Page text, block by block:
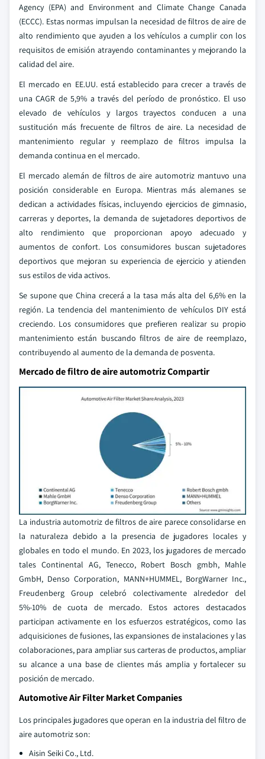
Agency (EPA) and Environment and Climate Change Canada
(ECCC). Estas normas impulsan la necesidad de filtros de aire de
alto rendimiento que ayuden a los vehículos a cumplir con los
requisitos de emisión atrayendo contaminantes y mejorando la
calidad del aire.
El mercado en EE.UU. está establecido para crecer a través de
una CAGR de 5,9% a través del período de pronóstico. El uso
elevado de vehículos y largos trayectos conducen a una
sustitución más frecuente de filtros de aire. La necesidad de
mantenimiento regular y reemplazo de filtros impulsa la
demanda continua en el mercado.
El mercado alemán de filtros de aire automotriz mantuvo una
posición considerable en Europa. Mientras más alemanes se
dedican a actividades físicas, incluyendo ejercicios de gimnasio,
carreras y deportes, la demanda de sujetadores deportivos de
alto rendimiento que proporcionan apoyo adecuado y
aumentos de confort. Los consumidores buscan sujetadores
deportivos que mejoran su experiencia de ejercicio y atienden
sus estilos de vida activos.
Se supone que China crecerá a la tasa más alta del 6,6% en la
región. La tendencia del mantenimiento de vehículos DIY está
creciendo. Los consumidores que prefieren realizar su propio
mantenimiento están buscando filtros de aire de reemplazo,
contribuyendo al aumento de la demanda de posventa.
Mercado de filtro de aire automotriz Compartir
La industria automotriz de filtros de aire parece consolidarse en
la naturaleza debido a la presencia de jugadores locales y
globales en todo el mundo. En 2023, los jugadores de mercado
tales Continental AG, Tenecco, Robert Bosch gmbh, Mahle
GmbH, Denso Corporation, MANN+HUMMEL, BorgWarner Inc.,
Freudenberg Group celebró colectivamente alrededor del
5%-10% de cuota de mercado. Estos actores destacados
participan activamente en los esfuerzos estratégicos, como las
adquisiciones de fusiones, las expansiones de instalaciones y las
colaboraciones, para ampliar sus carteras de productos, ampliar
su alcance a una base de clientes más amplia y fortalecer su
posición de mercado.
Automotive Air Filter Market Companies
Los principales jugadores que operan en la industria del filtro de
aire automotriz son:
Aisin Seiki Co., Ltd.